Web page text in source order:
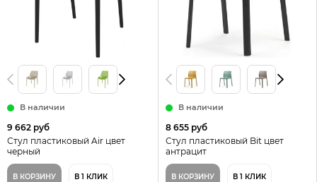
В наличии
9 662 руб
Стул пластиковый Air цвет
черный
В КОРЗИНУ В 1 КЛИК
В наличии
8 655 руб
Стул пластиковый Bit цвет
антрацит
В КОРЗИНУ В 1 КЛИК